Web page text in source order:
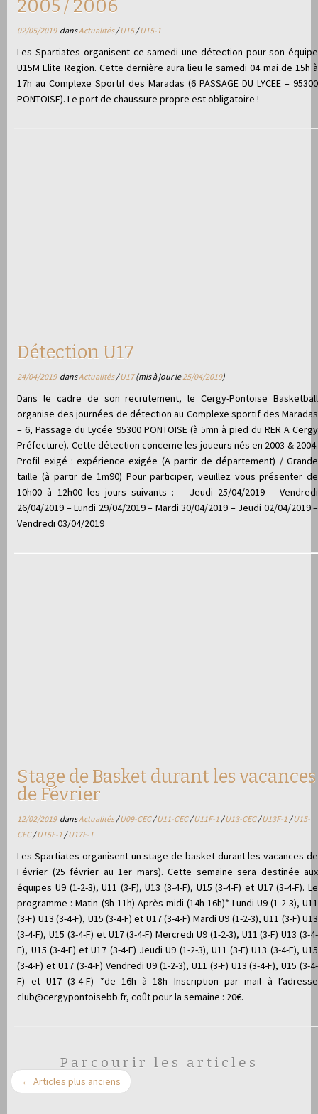
2005 / 2006
02/05/2019dansActualités/U15/U15-1
Les Spartiates organisent ce samedi une détection pour son équipe
U15M Elite Region. Cette dernière aura lieu le samedi 04 mai de 15h à
17h au Complexe Sportif des Maradas (6 PASSAGE DU LYCEE – 95300
PONTOISE). Le port de chaussure propre est obligatoire !
Détection U17
24/04/2019dansActualités/U17(mis à jour le25/04/2019)
Dans le cadre de son recrutement, le Cergy-Pontoise Basketball
organise des journées de détection au Complexe sportif des Maradas
– 6, Passage du Lycée 95300 PONTOISE (à 5mn à pied du RER A Cergy
Préfecture). Cette détection concerne les joueurs nés en 2003 & 2004.
Profil exigé : expérience exigée (A partir de département) / Grande
taille (à partir de 1m90) Pour participer, veuillez vous présenter de
10h00 à 12h00 les jours suivants : – Jeudi 25/04/2019 – Vendredi
26/04/2019 – Lundi 29/04/2019 – Mardi 30/04/2019 – Jeudi 02/04/2019 –
Vendredi 03/04/2019
Stage de Basket durant les vacances
de Février
12/02/2019dansActualités/U09-CEC/U11-CEC/U11F-1 /U13-CEC/U13F-1 /U15-
CEC/U15F-1 /U17F-1
Les Spartiates organisent un stage de basket durant les vacances de
Février (25 février au 1er mars). Cette semaine sera destinée aux
équipes U9 (1-2-3), U11 (3-F), U13 (3-4-F), U15 (3-4-F) et U17 (3-4-F). Le
programme : Matin (9h-11h) Après-midi (14h-16h)* Lundi U9 (1-2-3), U11
(3-F) U13 (3-4-F), U15 (3-4-F) et U17 (3-4-F) Mardi U9 (1-2-3), U11 (3-F) U13
(3-4-F), U15 (3-4-F) et U17 (3-4-F) Mercredi U9 (1-2-3), U11 (3-F) U13 (3-4-
F), U15 (3-4-F) et U17 (3-4-F) Jeudi U9 (1-2-3), U11 (3-F) U13 (3-4-F), U15
(3-4-F) et U17 (3-4-F) Vendredi U9 (1-2-3), U11 (3-F) U13 (3-4-F), U15 (3-4-
F) et U17 (3-4-F) *de 16h à 18h Inscription par mail à l’adresse
club@cergypontoisebb.fr, coût pour la semaine : 20€.
Parcourir les articles
← Articles plus anciens